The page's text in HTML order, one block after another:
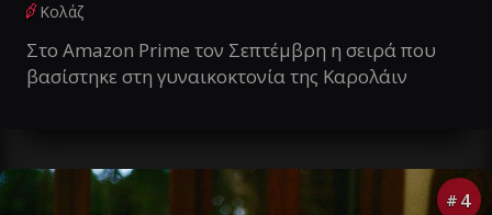
Κολάζ
Στο Amazon Prime τον Σεπτέμβρη η σειρά που
βασίστηκε στη γυναικοκτονία της Καρολάιν
# 4